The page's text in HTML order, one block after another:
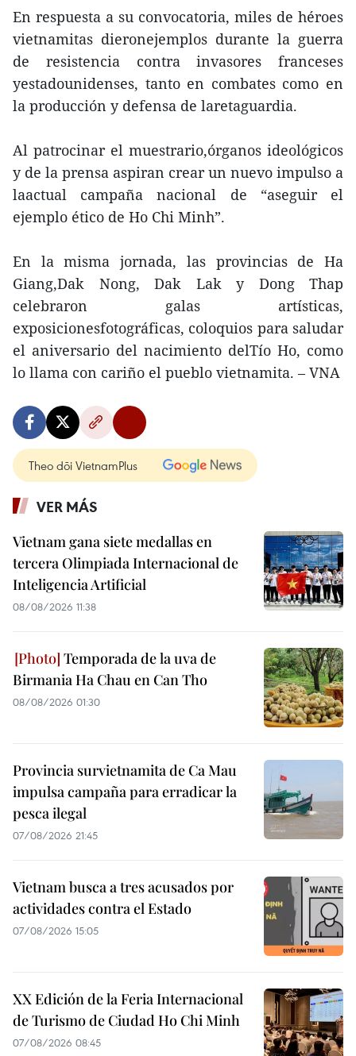
En respuesta a su convocatoria, miles de héroes
vietnamitas dieronejemplos durante la guerra
de resistencia contra invasores franceses
yestadounidenses, tanto en combates como en
la producción y defensa de laretaguardia.
Al patrocinar el muestrario,órganos ideológicos
y de la prensa aspiran crear un nuevo impulso a
laactual campaña nacional de “aseguir el
ejemplo ético de Ho Chi Minh”.
En la misma jornada, las provincias de Ha
Giang,Dak Nong, Dak Lak y Dong Thap
celebraron galas artísticas,
exposicionesfotográficas, coloquios para saludar
el aniversario del nacimiento delTío Ho, como
lo llama con cariño el pueblo vietnamita. – VNA
Theo dõi VietnamPlus
VER MÁS
Vietnam gana siete medallas en
tercera Olimpiada Internacional de
Inteligencia Artificial
08/08/2026 11:38
Temporada de la uva de
Birmania Ha Chau en Can Tho
08/08/2026 01:30
Provincia survietnamita de Ca Mau
impulsa campaña para erradicar la
pesca ilegal
07/08/2026 21:45
Vietnam busca a tres acusados por
actividades contra el Estado
07/08/2026 15:05
XX Edición de la Feria Internacional
de Turismo de Ciudad Ho Chi Minh
07/08/2026 08:45